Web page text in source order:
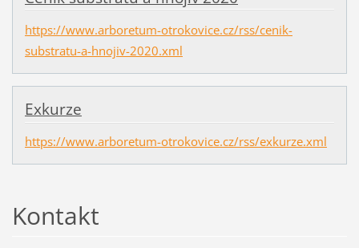
https://www.arboretum-otrokovice.cz/rss/cenik-
substratu-a-hnojiv-2020.xml
Exkurze
https://www.arboretum-otrokovice.cz/rss/exkurze.xml
Kontakt